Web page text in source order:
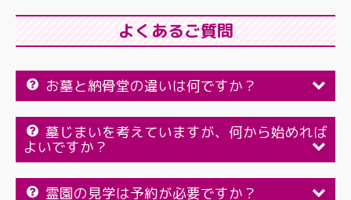
よくあるご質問
お墓と納骨堂の違いは何ですか？
墓じまいを考えていますが、何から始めれば
よいですか？
霊園の見学は予約が必要ですか？